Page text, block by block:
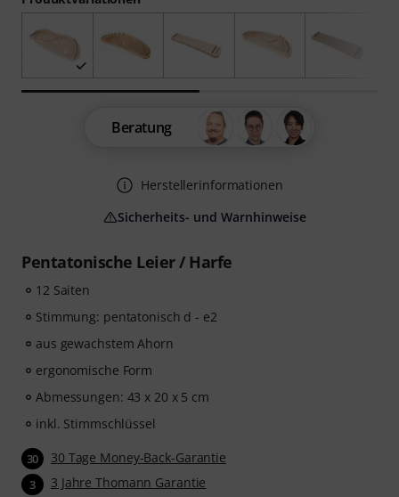
Pentatonische Leier / Harfe
12 Saiten
Stimmung: pentatonisch d - e2
aus gewachstem Ahorn
ergonomische Form
Abmessungen: 43 x 20 x 5 cm
inkl. Stimmschlüssel
30 30 Tage Money-Back-Garantie
3 3 Jahre Thomann Garantie
Beratung
Herstellerinformationen
Sicherheits- und Warnhinweise